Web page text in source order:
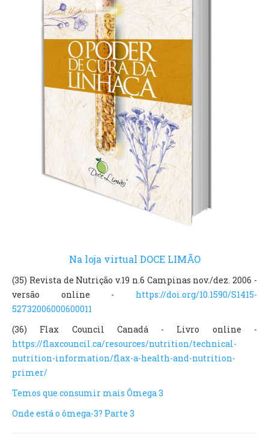
Na loja virtual DOCE LIMÃO
(35) Revista de Nutrição v.19 n.6 Campinas nov./dez. 2006 -
versão online - https://doi.org/10.1590/S1415-
52732006000600011
(36) Flax Council Canadá - Livro online -
https://flaxcouncil.ca/resources/nutrition/technical-
nutrition-information/flax-a-health-and-nutrition-
primer/
Temos que consumir mais Ômega 3
Onde está o ômega-3? Parte 3